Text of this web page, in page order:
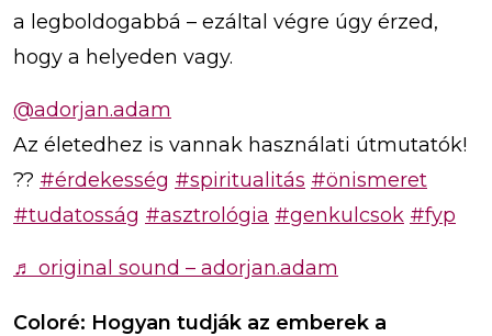
a legboldogabbá – ezáltal végre úgy érzed,
hogy a helyeden vagy.
@adorjan.adam
Az életedhez is vannak használati útmutatók!
?? #érdekesség #spiritualitás #önismeret
#tudatosság #asztrológia #genkulcsok #fyp
♬ original sound – adorjan.adam
Coloré: Hogyan tudják az emberek a